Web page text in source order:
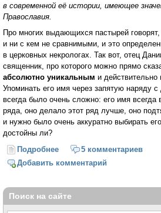
в современной её истории, имеющее
Православия.
Про многих выдающихся пастырей
и ни с кем не сравнимыми, и это
в церковных некрологах. Так вот, отец
священник, про которого можно прямо
абсолютно уникальным и
Упоминать его имя через запятую наряду
всегда было очень сложно: его имя всегда
ряда, оно делало этот ряд лучше, оно
и нужно было очень аккуратно выбирать
достойны ли?
Подробнее о Священномученик
Малер)
5 комментариев
Добавить комментарий
Поиск на сайте